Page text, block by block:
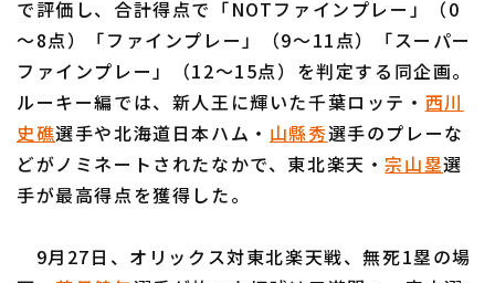
運営会社 （別ウィンドウで開く） よくある質問
で評価し、合計得点で「NOTファインプレー」（0
〜8点）「ファインプレー」（9〜11点）「スーパー
ファインプレー」（12〜15点）を判定する同企画。
ルーキー編では、新人王に輝いた千葉ロッテ・ 西川
史礁選手や北海道日本ハム・ 山縣秀選手のプレーな
どがノミネートされたなかで、東北楽天・宗山塁選
手が最高得点を獲得した。
9月27日、オリックス対東北楽天戦、無死1塁の場